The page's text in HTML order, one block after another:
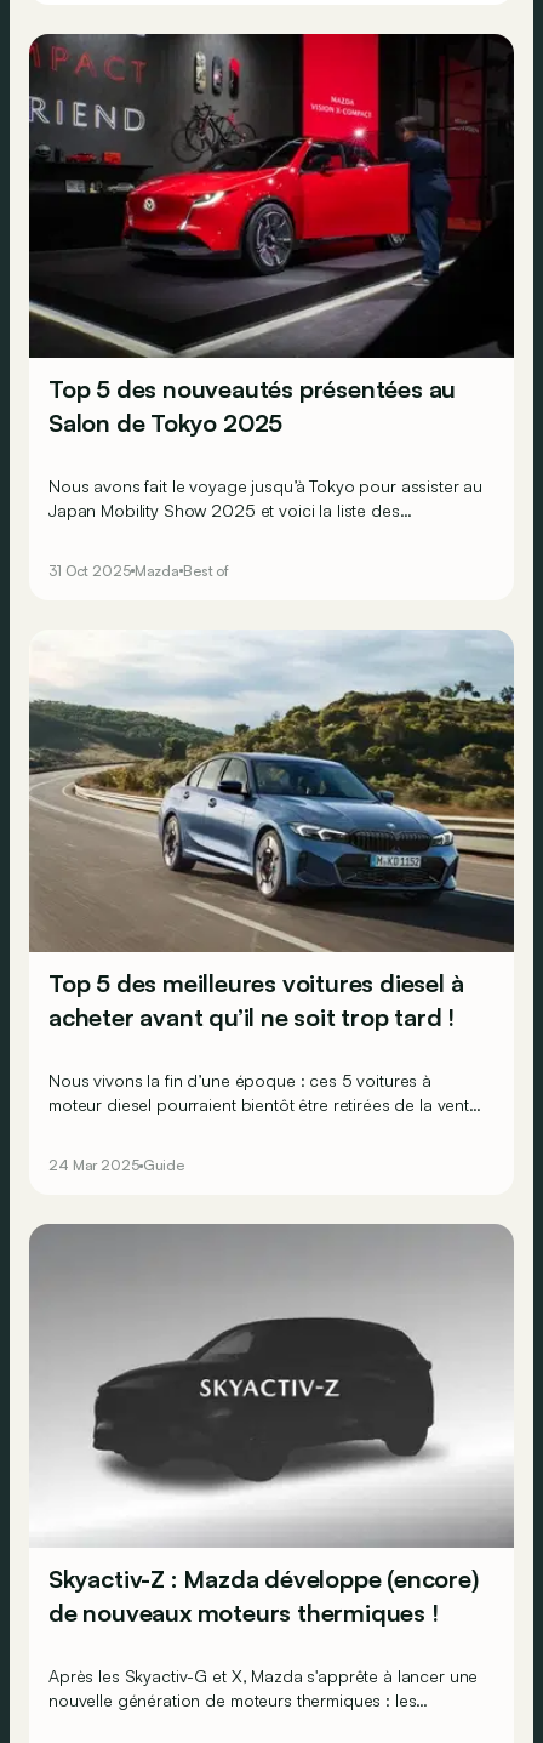
Top 5 des nouveautés présentées au
Salon de Tokyo 2025
Nous avons fait le voyage jusqu’à Tokyo pour assister au
Japan Mobility Show 2025 et voici la liste des
31 Oct 2025 Mazda Best of
Top 5 des meilleures voitures diesel à
acheter avant qu’il ne soit trop tard !
Nous vivons la fin d’une époque : ces 5 voitures à
moteur diesel pourraient bientôt être retirées de la vente
24 Mar 2025 Guide
Skyactiv-Z : Mazda développe (encore)
de nouveaux moteurs thermiques !
Après les Skyactiv-G et X, Mazda s'apprête à lancer une
nouvelle génération de moteurs thermiques : les